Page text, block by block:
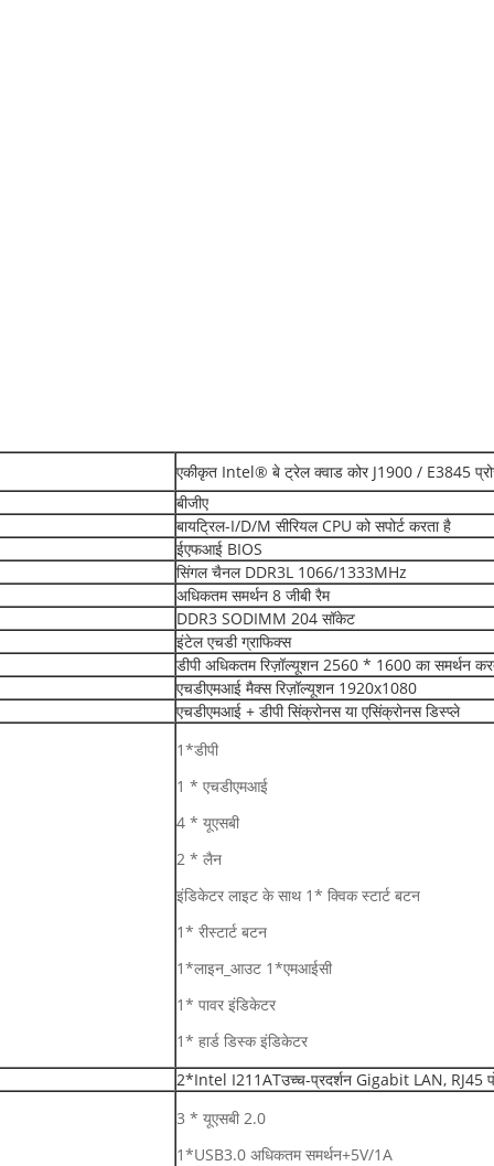
एकीकृत Intel® बे ट्रेल क्वाड कोर J1900 / E3845
बीजीए
बायट्रिल-I/D/M सीरियल CPU को सपोर्ट करता है
ईएफआई BIOS
सिंगल चैनल DDR3L 1066/1333MHz
अधिकतम समर्थन 8 जीबी रैम
DDR3 SODIMM 204 सॉकेट
इंटेल एचडी ग्राफिक्स
डीपी अधिकतम रिज़ॉल्यूशन 2560 * 1600 का समर्थन
एचडीएमआई मैक्स रिज़ॉल्यूशन 1920x1080
एचडीएमआई + डीपी सिंक्रोनस या एसिंक्रोनस डिस्प्ले
1*डीपी
1 * एचडीएमआई
4 * यूएसबी
2 * लैन
इंडिकेटर लाइट के साथ 1* क्विक स्टार्ट बटन
1* रीस्टार्ट बटन
1*लाइन_आउट 1*एमआईसी
1* पावर इंडिकेटर
1* हार्ड डिस्क इंडिकेटर
2*Intel I211ATउच्च-प्रदर्शन Gigabit LAN, RJ45
3 * यूएसबी 2.0
1*USB3.0 अधिकतम समर्थन+5V/1A